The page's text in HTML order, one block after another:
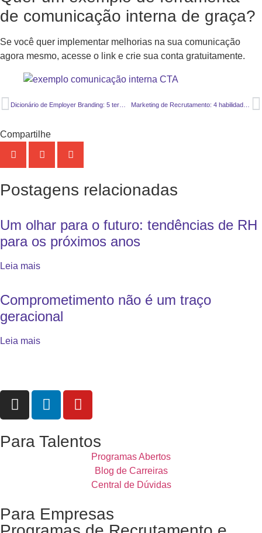
de comunicação interna de graça?
Se você quer implementar melhorias na sua comunicação
agora mesmo, acesse o link e crie sua conta gratuitamente.
Marketing de Recrutamento: 4 habilidades fundamentais
Compartilhe
Postagens relacionadas
Um olhar para o futuro: tendências de RH
para os próximos anos
Leia mais
Comprometimento não é um traço
geracional
Leia mais
Para Talentos
Programas Abertos
Blog de Carreiras
Central de Dúvidas
Para Empresas